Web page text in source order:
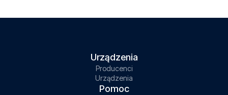
Urządzenia
Producenci
Urządzenia
Pomoc